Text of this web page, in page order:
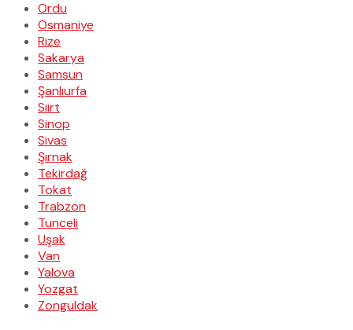
Ordu
Osmaniye
Rize
Sakarya
Samsun
Şanlıurfa
Siirt
Sinop
Sivas
Şırnak
Tekirdağ
Tokat
Trabzon
Tunceli
Uşak
Van
Yalova
Yozgat
Zonguldak